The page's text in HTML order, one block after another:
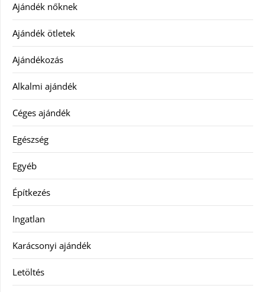
Ajándék nőknek
Ajándék ötletek
Ajándékozás
Alkalmi ajándék
Céges ajándék
Egészség
Egyéb
Építkezés
Ingatlan
Karácsonyi ajándék
Letöltés